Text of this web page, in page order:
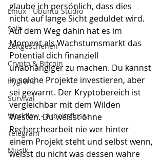
Linux - Ubuntu Studio
Salz
Zeitgeschehen
Crypto & Bitcoin
Hygiene
Survival
Workflow - Arbeitsfluss
Telegram
Musik
glaube ich persönlich, dass dies
nicht auf lange Sicht geduldet wird.
Auf dem Weg dahin hat es im
Moment als Wachstumsmarkt das
Potential dich finanziell
unabhängiger zu machen. Du kannst
in solche Projekte investieren, aber
sei gewarnt. Der Kryptobereich ist
vergleichbar mit dem Wilden
Westen. Du weisst ohne
Recherchearbeit nie wer hinter
einem Projekt steht und selbst wenn,
weisst du nicht was dessen wahre